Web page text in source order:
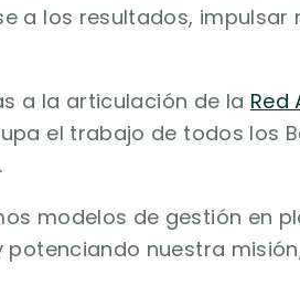
a los resultados, impulsar
a la articulación de la Red
el trabajo de todos los
modelos de gestión en
nuestra